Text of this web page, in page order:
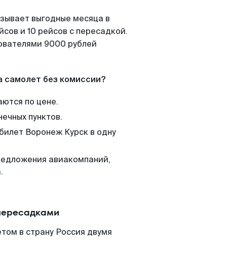
выгодные месяца в
и 10 рейсов с пересадкой.
9000 рублей
самолет без комиссии?
по цене.
пунктов.
Воронеж Курск в одну
авиакомпаний,
в страну Россия двумя